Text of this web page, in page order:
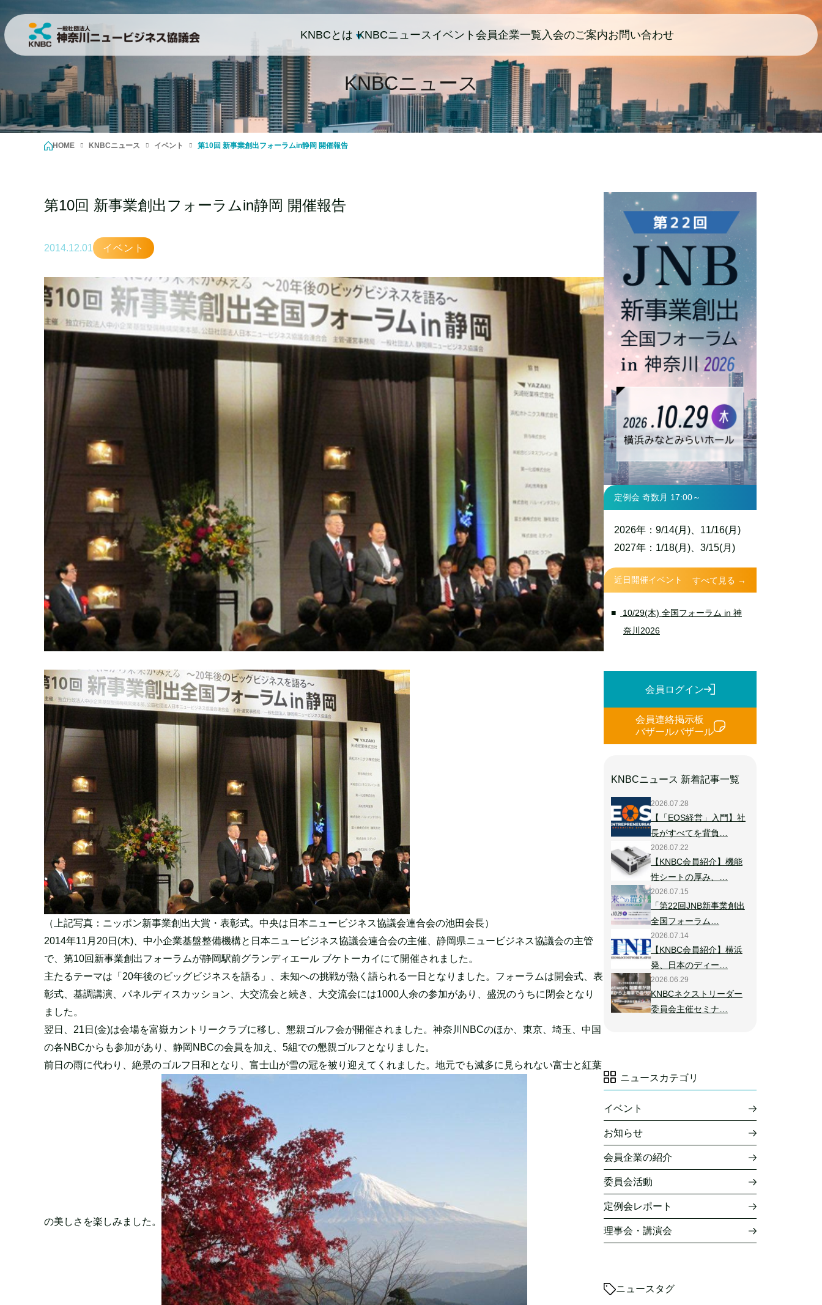
KNBCとは KNBCニュース イベント 会員企業一覧 入会のご案内お問い合わせ
KNBCニュース
HOME KNBCニュース イベント 第10回 新事業創出フォーラムin静岡 開催報告
第10回 新事業創出フォーラムin静岡 開催報告
2014.12.01 イベント
（上記写真：ニッポン新事業創出大賞・表彰式。中央は日本ニュービジネス協議会連合会の池田会長）
2014年11月20日(木)、中小企業基盤整備機構と日本ニュービジネス協議会連合会の主催、静岡県ニュービジネス協議会の主管
で、第10回新事業創出フォーラムが静岡駅前グランディエール ブケトーカイにて開催されました。
主たるテーマは「20年後のビッグビジネスを語る」、未知への挑戦が熱く語られる一日となりました。フォーラムは開会式、表
彰式、基調講演、パネルディスカッション、大交流会と続き、大交流会には1000人余の参加があり、盛況のうちに閉会となり
ました。
翌日、21日(金)は会場を富嶽カントリークラブに移し、懇親ゴルフ会が開催されました。神奈川NBCのほか、東京、埼玉、中国
の各NBCからも参加があり、静岡NBCの会員を加え、5組での懇親ゴルフとなりました。
前日の雨に代わり、絶景のゴルフ日和となり、富士山が雪の冠を被り迎えてくれました。地元でも滅多に見られない富士と紅葉
の美しさを楽しみました。
定例会 奇数月 17:00～
2026年：9/14(月)、11/16(月)
2027年：1/18(月)、3/15(月)
近日開催イベント すべて見る →
10/29(木) 全国フォーラム in 神
奈川2026
会員ログイン
会員連絡掲示板
バザールバザール
KNBCニュース 新着記事一覧
2026.07.28
【「EOS経営」入門】社
長がすべてを背負…
2026.07.22
【KNBC会員紹介】機能
性シートの厚み、…
2026.07.15
「第22回JNB新事業創出
全国フォーラム…
2026.07.14
【KNBC会員紹介】横浜
発、日本のディー…
2026.06.29
KNBCネクストリーダー
委員会主催セミナ…
ニュースカテゴリ
イベント
お知らせ
会員企業の紹介
委員会活動
定例会レポート
理事会・講演会
ニュースタグ